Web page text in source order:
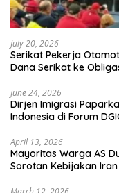
July 20, 2026
Serikat Pekerja
Dana Serikat ke
June 24, 2026
Dirjen Imigrasi
Indonesia di Forum
April 13, 2026
Mayoritas Warga AS
Sorotan Kebijakan Iran